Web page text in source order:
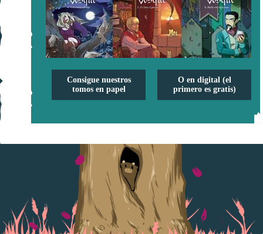
Consigue nuestros
tomos en papel
O en digital (el
primero es gratis)